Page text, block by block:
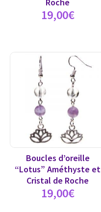
Roche
19,00€
Boucles d’oreille
“Lotus” Améthyste et
Cristal de Roche
19,00€